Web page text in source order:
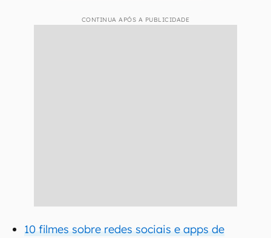
CONTINUA APÓS A PUBLICIDADE
10 filmes sobre redes sociais e apps de